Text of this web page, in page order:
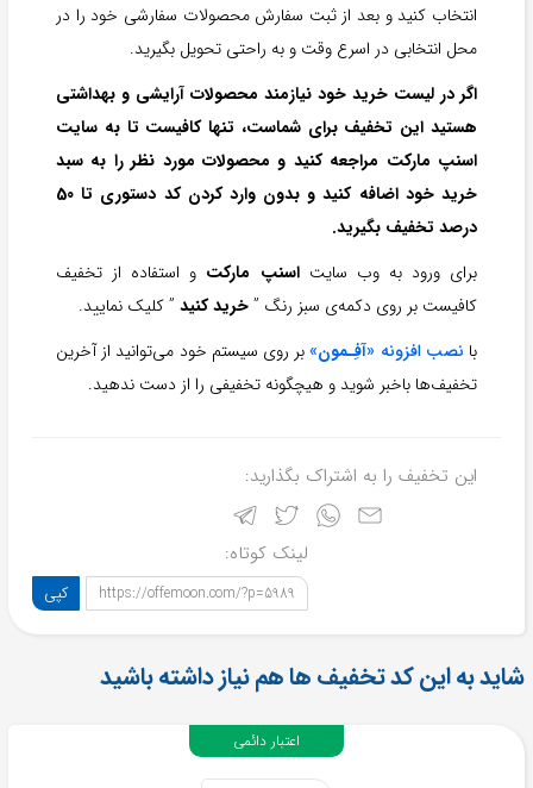
انتخاب کنید و بعد از ثبت سفارش محصولات سفارشی خود را در
محل انتخابی در اسرع وقت و به راحتی تحویل بگیرید.
اگر در لیست خرید خود نیازمند محصولات آرایشی و بهداشتی
هستید این تخفیف برای شماست، تنها کافیست تا به سایت
اسنپ مارکت مراجعه کنید و محصولات مورد نظر را به سبد
خرید خود اضافه کنید و بدون وارد کردن کد دستوری تا 50
درصد تخفیف بگیرید.
برای ورود به وب سایتاسنپ مارکت و استفاده از تخفیف
کافیست بر روی دکمه‌ی سبز رنگ ”خرید کنید ” کلیک نمایید.
با نصب افزونه «آفِـمون»بر روی سیستم خود می‌توانید از آخرین
تخفیف‌ها باخبر شوید و هیچگونه تخفیفی را از دست ندهید.
این تخفیف را به اشتراک بگذارید:
لینک کوتاه:
https://offemoon.com/?p=5989 کپی
شاید به این کد تخفیف ها هم نیاز داشته باشید
اعتبار دائمی